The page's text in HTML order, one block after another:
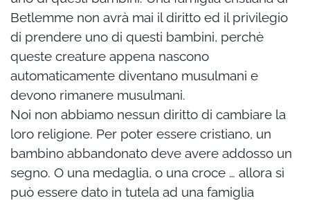
Betlemme non avrà mai il diritto ed il privilegio
di prendere uno di questi bambini, perchè
queste creature appena nascono
automaticamente diventano musulmani e
devono rimanere musulmani.
Noi non abbiamo nessun diritto di cambiare la
loro religione. Per poter essere cristiano, un
bambino abbandonato deve avere addosso un
segno. O una medaglia, o una croce … allora sì
può essere dato in tutela ad una famiglia